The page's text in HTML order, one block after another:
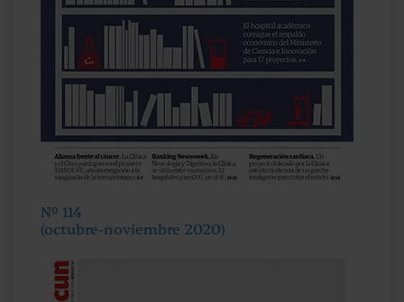
Nº 114
(octubre-noviembre 2020)